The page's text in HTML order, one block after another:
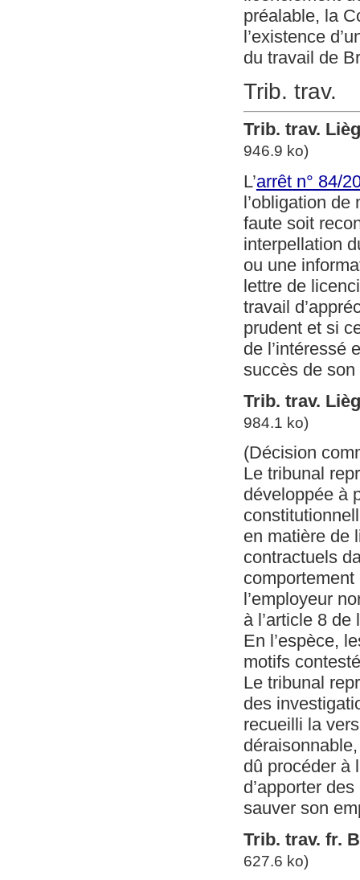
préalable, la
l’existence
du travail de
Trib. trav.
Trib. trav.
946.9 ko)
L’arrêt n° 84/
l’obligation de
faute soit
interpellation
ou une
lettre de
travail
prudent et si
de l’intéressé
succès de
Trib. trav.
984.1 ko)
(Décision
Le tribunal
développée à
en matière de
contractuels
comportement
l’employeur
à l’article 8 de
En l’espèce,
motifs
Le tribunal
des
recueilli la
dû procéder à
d’apporter
sauver son
Trib. trav. fr.
627.6 ko)